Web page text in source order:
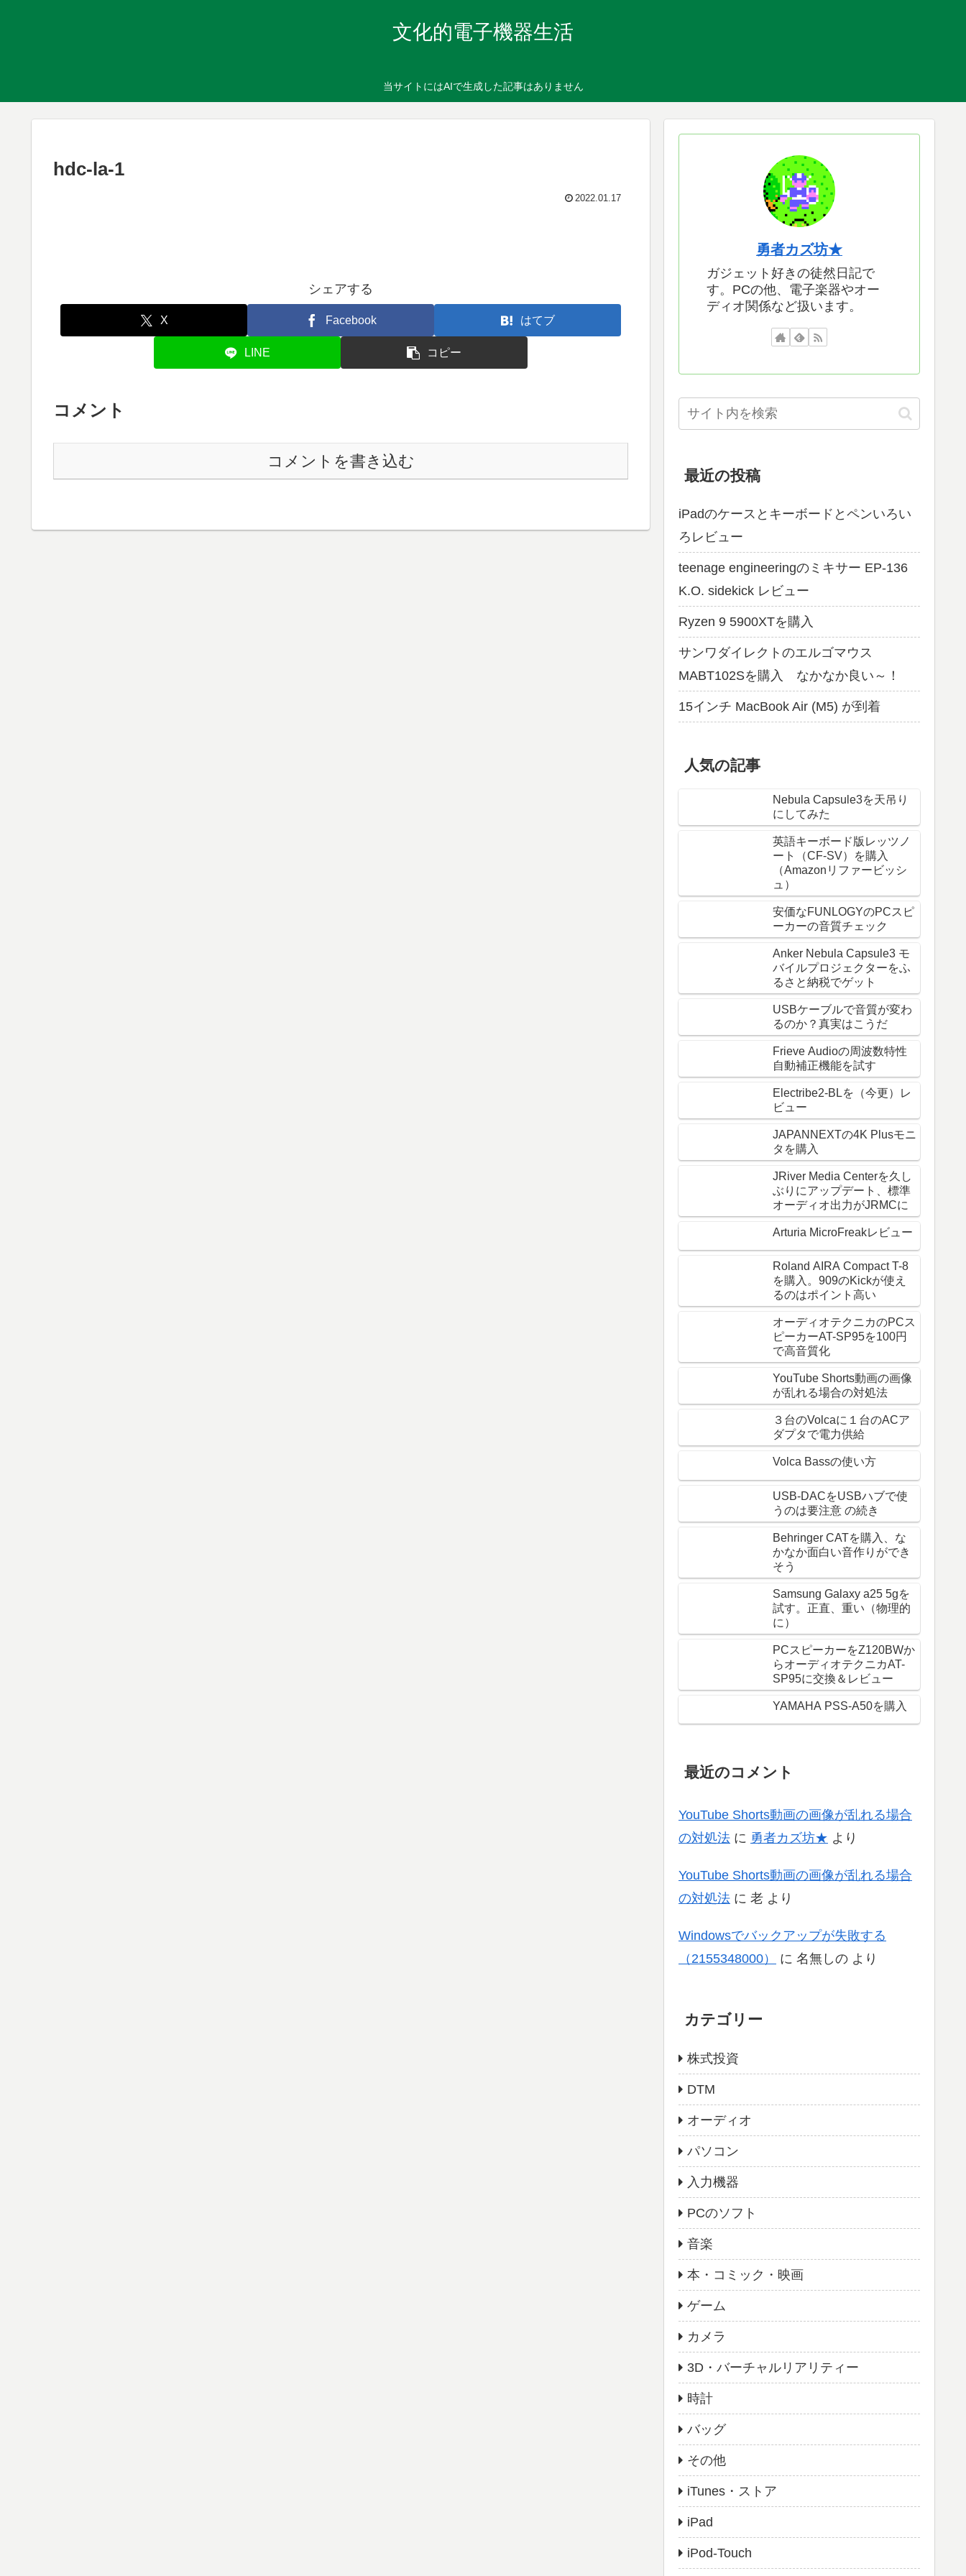
文化的電子機器生活
当サイトにはAIで生成した記事はありません
hdc-la-1
2022.01.17
シェアする
X Facebook はてブ
LINE コピー
コメント
コメントを書き込む
勇者カズ坊★
ガジェット好きの徒然日記で
す。PCの他、電子楽器やオー
ディオ関係など扱います。
最近の投稿
iPadのケースとキーボードとペンいろい
ろレビュー
teenage engineeringのミキサー EP-136
K.O. sidekick レビュー
Ryzen 9 5900XTを購入
サンワダイレクトのエルゴマウス
MABT102Sを購入 なかなか良い～！
15インチ MacBook Air (M5) が到着
人気の記事
Nebula Capsule3を天吊り
にしてみた
英語キーボード版レッツノ
ート（CF-SV）を購入
（Amazonリファービッシ
ュ）
安価なFUNLOGYのPCスピ
ーカーの音質チェック
Anker Nebula Capsule3 モ
バイルプロジェクターをふ
るさと納税でゲット
USBケーブルで音質が変わ
るのか？真実はこうだ
Frieve Audioの周波数特性
自動補正機能を試す
Electribe2-BLを（今更）レ
ビュー
JAPANNEXTの4K Plusモニ
タを購入
JRiver Media Centerを久し
ぶりにアップデート、標準
オーディオ出力がJRMCに
Arturia MicroFreakレビュー
Roland AIRA Compact T-8
を購入。909のKickが使え
るのはポイント高い
オーディオテクニカのPCス
ピーカーAT-SP95を100円
で高音質化
YouTube Shorts動画の画像
が乱れる場合の対処法
３台のVolcaに１台のACア
ダプタで電力供給
Volca Bassの使い方
USB-DACをUSBハブで使
うのは要注意 の続き
Behringer CATを購入、な
かなか面白い音作りができ
そう
Samsung Galaxy a25 5gを
試す。正直、重い（物理的
に）
PCスピーカーをZ120BWか
らオーディオテクニカAT-
SP95に交換＆レビュー
YAMAHA PSS-A50を購入
最近のコメント
YouTube Shorts動画の画像が乱れる場合
の対処法 に 勇者カズ坊★ より
YouTube Shorts動画の画像が乱れる場合
の対処法 に 老 より
Windowsでバックアップが失敗する
（2155348000）
に 名無しの より
カテゴリー
株式投資
DTM
オーディオ
パソコン
入力機器
PCのソフト
音楽
本・コミック・映画
ゲーム
カメラ
3D・バーチャルリアリティー
時計
バッグ
その他
iTunes・ストア
iPad
iPod-Touch